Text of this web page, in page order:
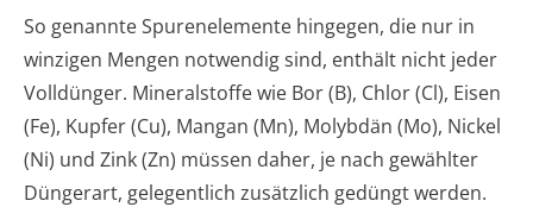
So genannte Spurenelemente hingegen, die nur in
winzigen Mengen notwendig sind, enthält nicht jeder
Volldünger. Mineralstoffe wie Bor (B), Chlor (Cl), Eisen
(Fe), Kupfer (Cu), Mangan (Mn), Molybdän (Mo), Nickel
(Ni) und Zink (Zn) müssen daher, je nach gewählter
Düngerart, gelegentlich zusätzlich gedüngt werden.